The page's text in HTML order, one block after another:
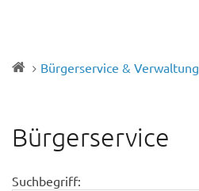
Bürgerservice & Verwaltung
Bürgerservice
Suchbegriff: